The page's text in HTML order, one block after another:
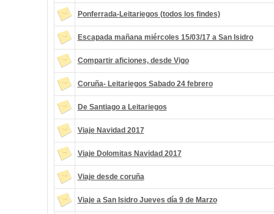
Ponferrada-Leitariegos (todos los findes)
Escapada mañana miércoles 15/03/17 a San Isidro
Compartir aficiones, desde Vigo
Coruña- Leitariegos Sabado 24 febrero
De Santiago a Leitariegos
Viaje Navidad 2017
Viaje Dolomitas Navidad 2017
Viaje desde coruña
Viaje a San Isidro Jueves día 9 de Marzo